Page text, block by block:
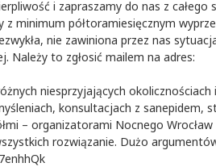
i zapraszamy do nas z całego
minimum półtoramiesięcznym
nie zawiniona przez nas
Należy to zgłosić mailem na adres:
niesprzyjających okolicznościach i
konsultacjach z sanepidem,
– organizatorami Nocnego Wrocław
rozwiązanie. Dużo